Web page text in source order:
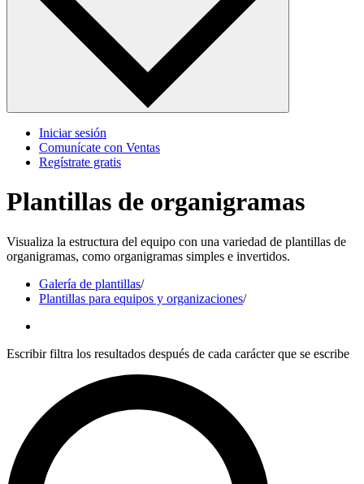
Iniciar sesión
Comunícate con Ventas
Regístrate gratis
Plantillas de organigramas
Visualiza la estructura del equipo con una variedad de plantillas de
organigramas, como organigramas simples e invertidos.
Galería de plantillas/
Plantillas para equipos y organizaciones/
Escribir filtra los resultados después de cada carácter que se escribe